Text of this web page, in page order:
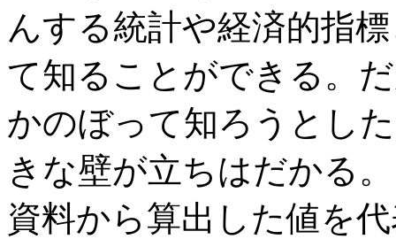
んする統計や経済的指
て知ることができる。
かのぼって知ろうとし
きな壁が立ちはだかる
資料から算出した値を